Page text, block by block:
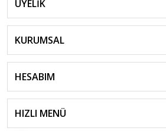
ÜYELİK
KURUMSAL
HESABIM
HIZLI MENÜ